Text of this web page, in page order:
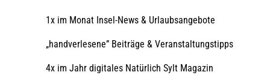
1x im Monat Insel-News & Urlaubsangebote
„handverlesene” Beiträge & Veranstaltungstipps
4x im Jahr digitales Natürlich Sylt Magazin